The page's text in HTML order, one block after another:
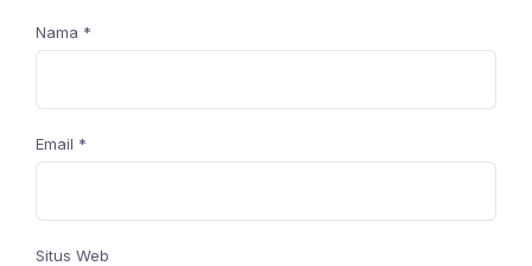
Nama *
Email *
Situs Web